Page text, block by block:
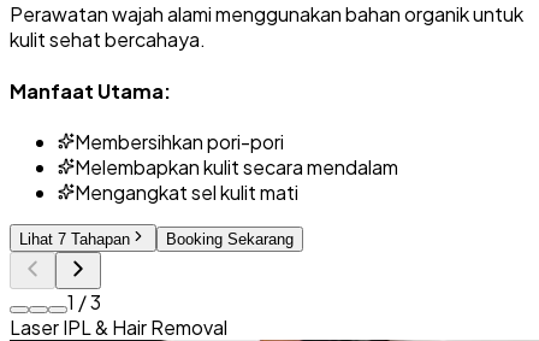
Perawatan wajah alami menggunakan bahan organik untuk
kulit sehat bercahaya.
Manfaat Utama:
Membersihkan pori-pori
Melembapkan kulit secara mendalam
Mengangkat sel kulit mati
Lihat 7 Tahapan Booking Sekarang
1 /3
Laser IPL & Hair Removal